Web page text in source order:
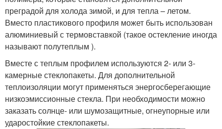
преградой для холода зимой, и для тепла – летом.
Вместо пластикового профиля может быть использован
алюминиевый с термовставкой (такое остекление иногда
называют полутеплым ).
Вместе с теплым профилем используются 2- или 3-
камерные стеклопакеты. Для дополнительной
теплоизоляции могут применяться энергосберегающие
низкоэмиссионные стекла. При необходимости можно
заказать солнце- или шумозащитные, огнеупорные или
ударостойкие стеклопакеты.